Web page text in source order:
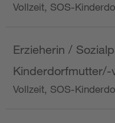
Vollzeit, SOS-
Erzieherin /
Kinderdorfmutter/-
Vollzeit, SOS-